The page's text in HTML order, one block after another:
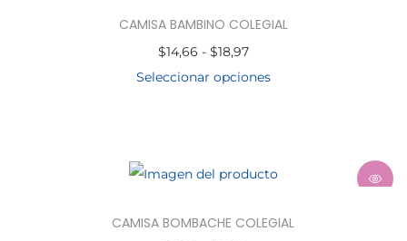
CAMISA BAMBINO COLEGIAL
$14,66 - $18,97
Seleccionar opciones
CAMISA BOMBACHE COLEGIAL